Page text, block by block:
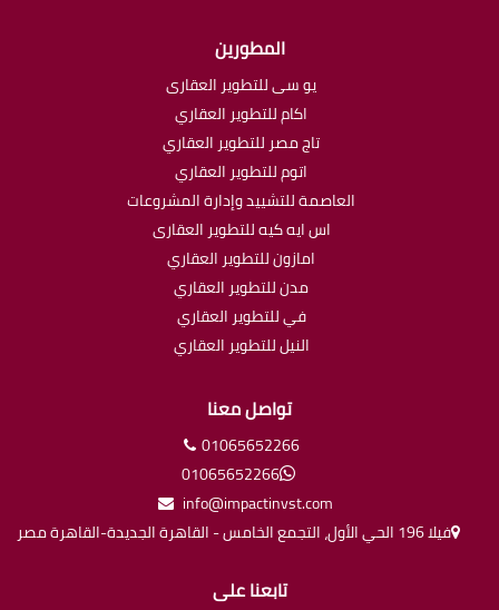
المطورين
يو سى للتطوير العقارى
اكام للتطوير العقاري
تاج مصر للتطوير العقاري
اتوم للتطوير العقاري
العاصمة للتشييد وإدارة المشروعات
اس ايه كيه للتطوير العقارى
امازون للتطوير العقاري
مدن للتطوير العقاري
في للتطوير العقاري
النيل للتطوير العقاري
تواصل معنا
01065652266
01065652266
info@impactinvst.com
فيلا 196 الحي الأول، التجمع الخامس - القاهرة الجديدة-القاهرة مصر
تابعنا على